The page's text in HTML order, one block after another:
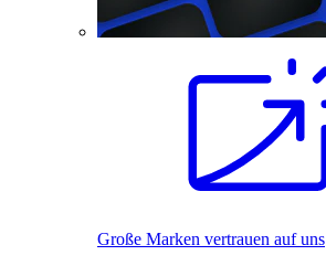
Große Marken vertrauen auf uns